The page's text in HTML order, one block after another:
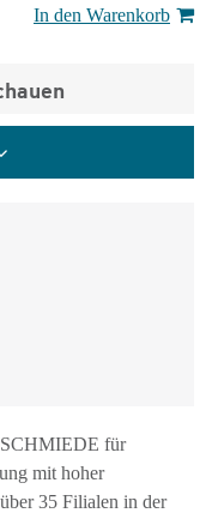
In den Warenkorb
für
mit hoher
35 Filialen in der